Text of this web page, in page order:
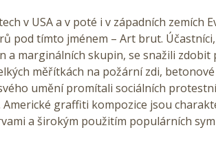
v USA a v poté i v západních zemích
pod tímto jménem – Art brut.
a marginálních skupin, se snažili
měřítkách na požární zdi,
umění promítali sociálních
graffiti kompozice jsou
a širokým použitím populárních